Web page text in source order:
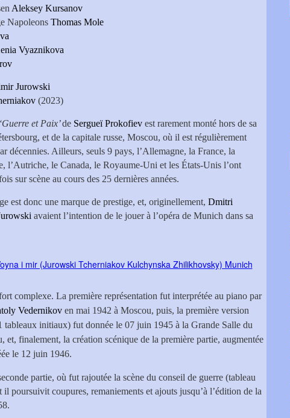
Aleksey Kursanov
Napoleons Thomas Mole
Vyaznikova
Jurowski
(2023)
‘Guerre et Paix’de Sergueï Prokofiev est rarement monté hors de sa
et de la capitale russe, Moscou, où il est régulièrement
décennies. Ailleurs, seuls 9 pays, l’Allemagne, la France, la
l’Autriche, le Canada, le Royaume-Uni et les États-Unis l’ont
sur scène au cours des 25 dernières années.
est donc une marque de prestige, et, originellement, Dmitri
avaient l’intention de le jouer à l’opéra de Munich dans sa
complexe. La première représentation fut interprétée au piano par
Vedernikov en mai 1942 à Moscou, puis, la première version
tableaux initiaux) fut donnée le 07 juin 1945 à la Grande Salle du
et, finalement, la création scénique de la première partie, augmentée
le 12 juin 1946.
partie, où fut rajoutée la scène du conseil de guerre (tableau
il poursuivit coupures, remaniements et ajouts jusqu’à l’édition de la